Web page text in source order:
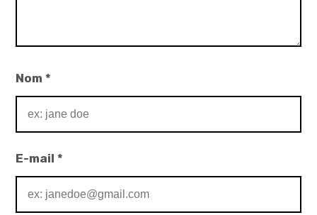
Nom*
E-mail*